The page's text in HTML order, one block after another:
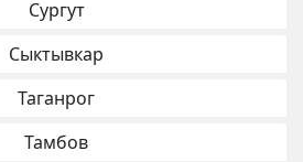
Сургут
Сыктывкар
Таганрог
Тамбов